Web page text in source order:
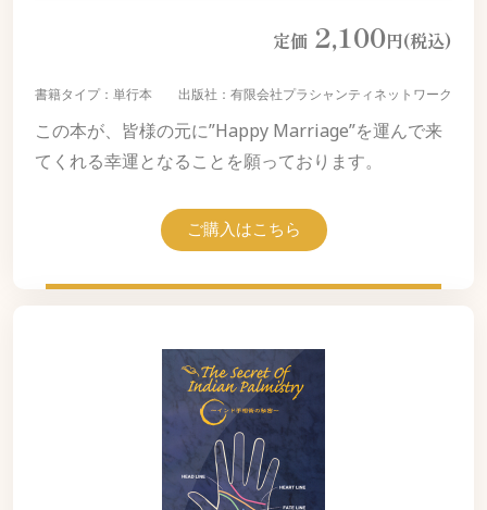
定価 2,100円(税込)
書籍タイプ：単行本 出版社：有限会社プラシャンティネットワーク
この本が、皆様の元に”Happy Marriage”を運んで来
てくれる幸運となることを願っております。
ご購入はこちら